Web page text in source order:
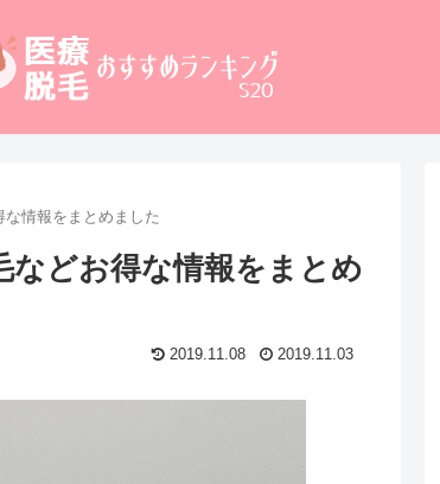
情報をまとめました
などお得な情報をまとめ
2019.11.08 2019.11.03